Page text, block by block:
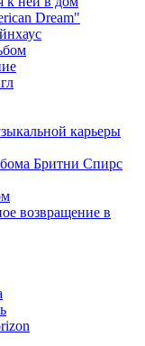
Dream"
карьеры
Бритни Спирс
возвращение в